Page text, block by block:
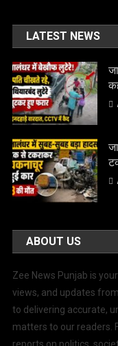
LATEST NEWS
ABOUT US
Zee News Punjab is
views, and updates
to delivering accurate,
matters to our readers.